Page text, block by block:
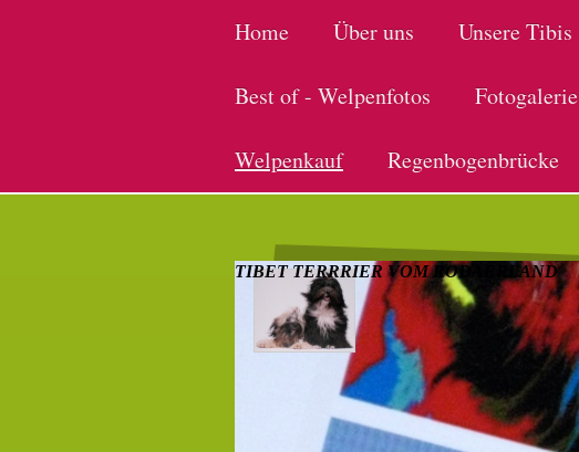
Home Über uns Unsere Tibis
Best of - Welpenfotos
Welpenkauf Regenbogenbrücke
TIBET TERRRIER VOM RODAERLAND